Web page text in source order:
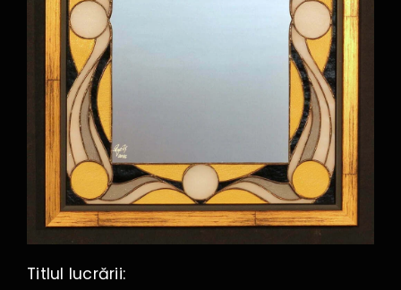
Contact
Titlul lucrării: